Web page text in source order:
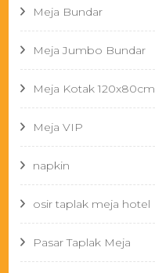
Meja Bundar
Meja Jumbo Bundar
Meja Kotak 120x80cm
Meja VIP
napkin
osir taplak meja hotel
Pasar Taplak Meja